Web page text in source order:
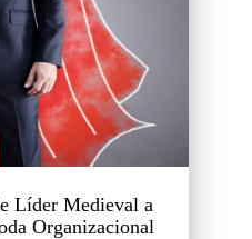
Líder Medieval a
Organizacional